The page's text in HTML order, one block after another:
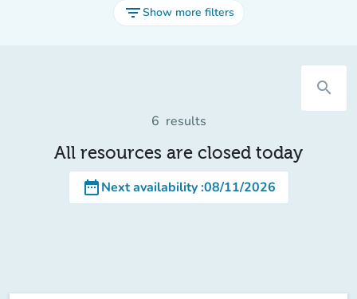
filter_listShow more filters
search
6 results
All resources are closed today
date_rangeNext availability:08/11/2026